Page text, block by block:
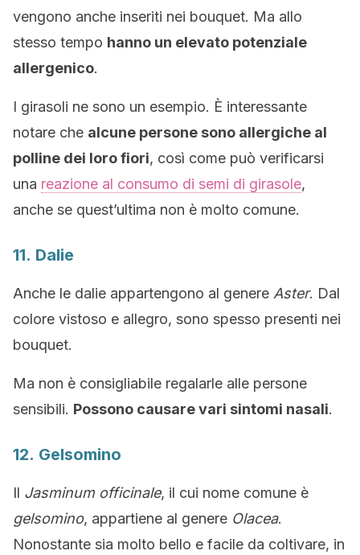
vengono anche inseriti nei bouquet. Ma allo
stesso tempo hanno un elevato potenziale
allergenico.
I girasoli ne sono un esempio. È interessante
notare che alcune persone sono allergiche al
polline dei loro fiori, così come può verificarsi
una reazione al consumo di semi di girasole,
anche se quest’ultima non è molto comune.
11. Dalie
Anche le dalie appartengono al genere Aster. Dal
colore vistoso e allegro, sono spesso presenti nei
bouquet.
Ma non è consigliabile regalarle alle persone
sensibili. Possono causare vari sintomi nasali.
12. Gelsomino
Il Jasminum officinale, il cui nome comune è
gelsomino, appartiene al genere Olacea.
Nonostante sia molto bello e facile da coltivare, in